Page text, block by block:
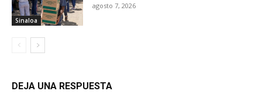
Sinaloa
agosto 7, 2026
DEJA UNA RESPUESTA